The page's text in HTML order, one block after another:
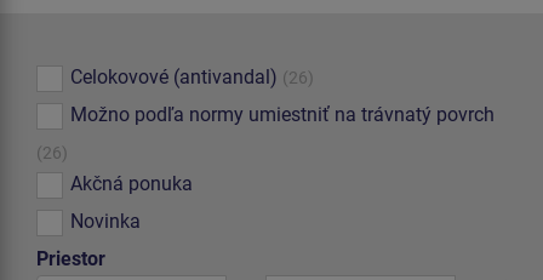
Celokovové (antivandal) (26)
Možno podľa normy umiestniť na trávnatý povrch
(26)
Akčná ponuka
Novinka
Priestor